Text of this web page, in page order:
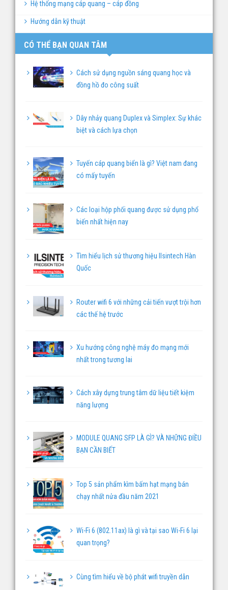
Hệ thống mạng cáp quang – cáp đồng
Hướng dẫn kỹ thuật
CÓ THỂ BẠN QUAN TÂM
Cách sử dụng nguồn sáng quang học và
đồng hồ đo công suất
Dây nhảy quang Duplex và Simplex: Sự khác
biệt và cách lựa chọn
Tuyến cáp quang biển là gì? Việt nam đang
có mấy tuyến
Các loại hộp phối quang được sử dụng phổ
biến nhất hiện nay
Tìm hiểu lịch sử thương hiệu Ilsintech Hàn
Quốc
Router wifi 6 với những cải tiến vượt trội hơn
các thế hệ trước
Xu hướng công nghệ máy đo mạng mới
nhất trong tương lai
Cách xây dựng trung tâm dữ liệu tiết kiệm
năng lượng
MODULE QUANG SFP LÀ GÌ? VÀ NHỮNG ĐIỀU
BẠN CẦN BIẾT
Top 5 sản phẩm kìm bấm hạt mạng bán
chạy nhất nửa đầu năm 2021
Wi-Fi 6 (802.11ax) là gì và tại sao Wi-Fi 6 lại
quan trọng?
Cùng tìm hiểu về bộ phát wifi truyền dẫn